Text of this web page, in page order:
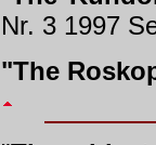
Nr. 3 1997
"The